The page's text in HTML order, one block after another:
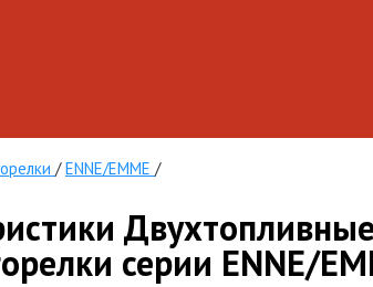
/ENNE/EMME /
серии ENNE/